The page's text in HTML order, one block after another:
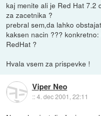
kaj menite ali je Red Hat 7.2
za zacetnika ?
prebral sem,da lahko
kaksen nacin ???
RedHat ?
Hvala vsem za prispevke !
Viper Neo
::4. dec 2001, 22:11